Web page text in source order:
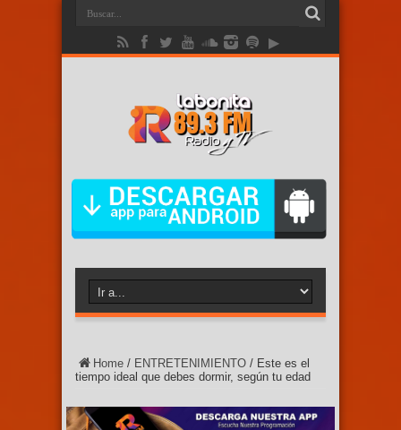
Home / ENTRETENIMIENTO / Este es el
tiempo ideal que debes dormir, según tu edad